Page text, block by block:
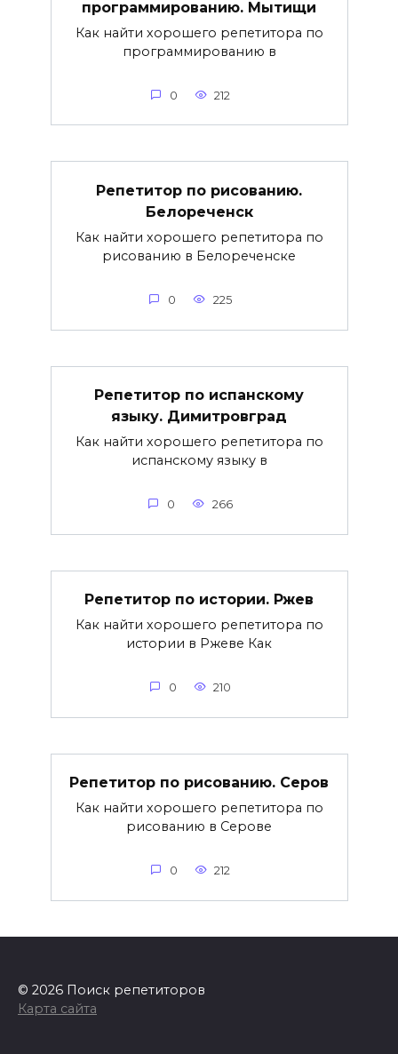
программированию. Мытищи
Как найти хорошего репетитора по
программированию в
0 212
Репетитор по рисованию.
Белореченск
Как найти хорошего репетитора по
рисованию в Белореченске
0 225
Репетитор по испанскому
языку. Димитровград
Как найти хорошего репетитора по
испанскому языку в
0 266
Репетитор по истории. Ржев
Как найти хорошего репетитора по
истории в Ржеве Как
0 210
Репетитор по рисованию. Серов
Как найти хорошего репетитора по
рисованию в Серове
0 212
© 2026 Поиск репетиторов
Карта сайта